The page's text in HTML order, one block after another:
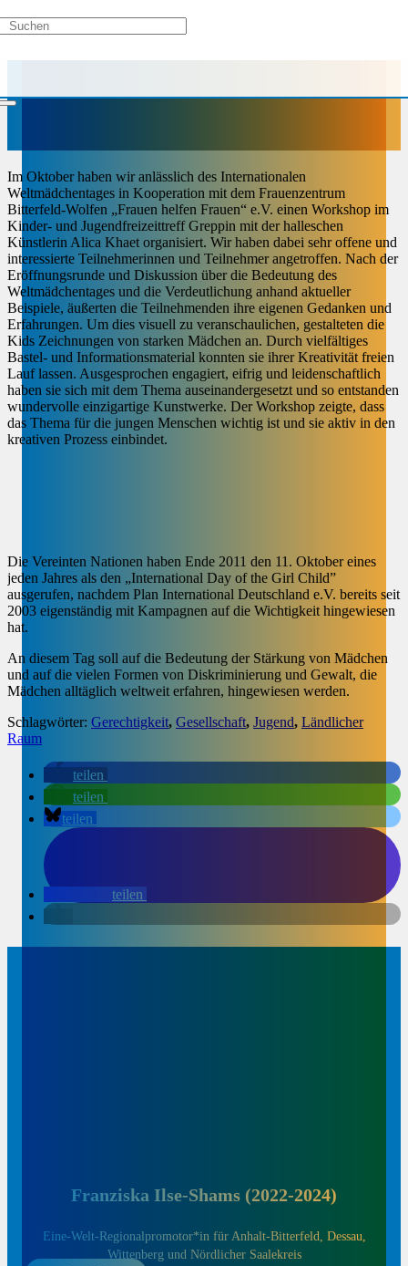
Im Oktober haben wir anlässlich des Internationalen
Weltmädchentages in Kooperation mit dem Frauenzentrum
Bitterfeld-Wolfen „Frauen helfen Frauen“ e.V. einen Workshop im
Kinder- und Jugendfreizeittreff Greppin mit der halleschen
Künstlerin Alica Khaet organisiert. Wir haben dabei sehr offene und
interessierte Teilnehmerinnen und Teilnehmer angetroffen. Nach der
Eröffnungsrunde und Diskussion über die Bedeutung des
Weltmädchentages und die Verdeutlichung anhand aktueller
Beispiele, äußerten die Teilnehmenden ihre eigenen Gedanken und
Erfahrungen. Um dies visuell zu veranschaulichen, gestalteten die
Kids Zeichnungen von starken Mädchen an. Durch vielfältiges
Bastel- und Informationsmaterial konnten sie ihrer Kreativität freien
Lauf lassen. Ausgesprochen engagiert, eifrig und leidenschaftlich
haben sie sich mit dem Thema auseinandergesetzt und so entstanden
wundervolle einzigartige Kunstwerke. Der Workshop zeigte, dass
das Thema für die jungen Menschen wichtig ist und sie aktiv in den
kreativen Prozess einbindet.
Die Vereinten Nationen haben Ende 2011 den 11. Oktober eines
jeden Jahres als den „International Day of the Girl Child”
ausgerufen, nachdem Plan International Deutschland e.V. bereits seit
2003 eigenständig mit Kampagnen auf die Wichtigkeit hingewiesen
hat.
An diesem Tag soll auf die Bedeutung der Stärkung von Mädchen
und auf die vielen Formen von Diskriminierung und Gewalt, die
Mädchen alltäglich weltweit erfahren, hingewiesen werden.
Schlagwörter: Gerechtigkeit, Gesellschaft, Jugend, Ländlicher
Raum
teilen
teilen
teilen
teilen
Franziska Ilse-Shams (2022-2024)
Eine-Welt-Regionalpromotor*in für Anhalt-Bitterfeld, Dessau,
Wittenberg und Nördlicher Saalekreis